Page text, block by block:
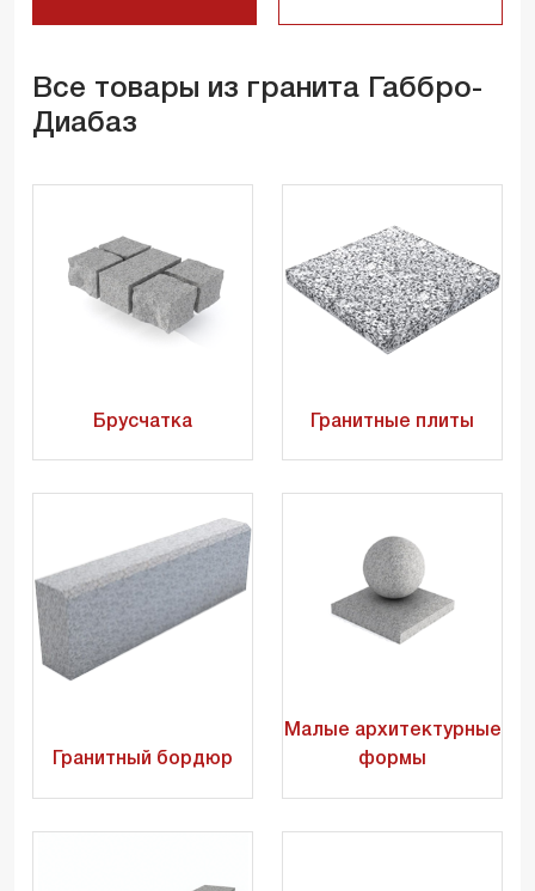
Все товары из гранита Габбро-
Диабаз
Брусчатка Гранитные плиты
Гранитный бордюр
Малые архитектурные
формы